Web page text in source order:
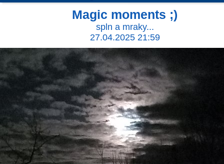
Magic moments ;)
spln a mraky...
27.04.2025 21:59